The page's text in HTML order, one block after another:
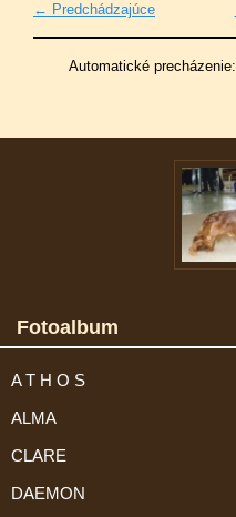
← Predchádzajúce
Automatické precházenie:
Fotoalbum
A T H O S
ALMA
CLARE
DAEMON